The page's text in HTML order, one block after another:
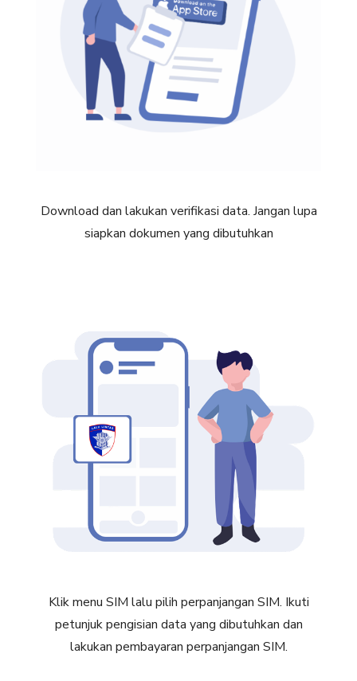
Download dan lakukan verifikasi data. Jangan lupa
siapkan dokumen yang dibutuhkan
Klik menu SIM lalu pilih perpanjangan SIM. Ikuti
petunjuk pengisian data yang dibutuhkan dan
lakukan pembayaran perpanjangan SIM.